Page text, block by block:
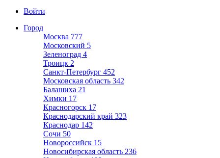
Войти
Город
Москва 777
Московский 5
Зеленоград 4
Троицк 2
Санкт-Петербург 452
Московская область 342
Балашиха 21
Химки 17
Красногорск 17
Краснодарский край 323
Краснодар 142
Сочи 50
Новороссийск 15
Новосибирская область 236